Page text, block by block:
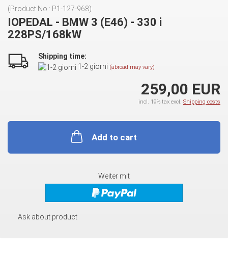
(Product No.: P1-127-968)
IOPEDAL - BMW 3 (E46) - 330 i
228PS/168kW
Shipping time:
1-2 giorni (abroad may vary)
259,00 EUR
incl. 19% tax excl. Shipping costs
Add to cart
Weiter mit
Ask about product